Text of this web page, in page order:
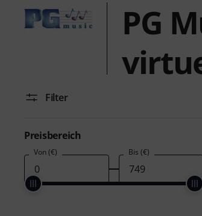
PG
Filter
Preisbereich
Von (€) Bis (€)